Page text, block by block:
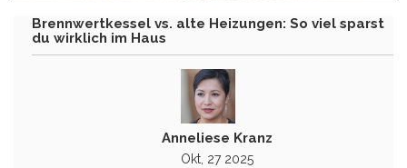
Brennwertkessel vs. alte Heizungen: So viel sparst
du wirklich im Haus
Anneliese Kranz
Okt, 27 2025